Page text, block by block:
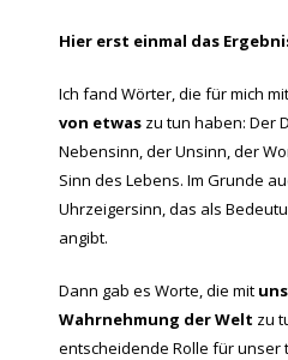
Hier erst einmal das
Ich fand Wörter, die für mich
von etwas zu tun haben: Der
Nebensinn, der Unsinn, der
Sinn des Lebens. Im Grunde
Uhrzeigersinn, das als
angibt.
Dann gab es Worte, die mit
Wahrnehmung der Welt zu
entscheidende Rolle für unser